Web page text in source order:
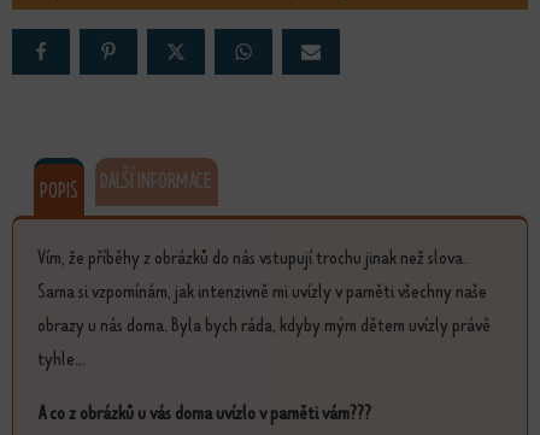
POPIS DALŠÍ INFORMACE
Vím, že příběhy z obrázků do nás vstupují trochu jinak než slova.
Sama si vzpomínám, jak intenzivně mi uvízly v paměti všechny naše
obrazy u nás doma. Byla bych ráda, kdyby mým dětem uvízly právě
tyhle...
A co z obrázků u vás doma uvízlo v paměti vám???